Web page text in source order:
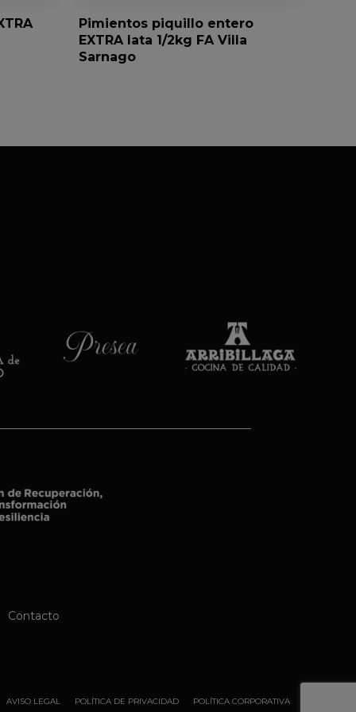
Pimientos piquillo entero
EXTRA lata 1/2kg FA Villa
Sarnago
Contacto
AVISO LEGAL POLÍTICA DE PRIVACIDAD POLÍTICA CORPORATIVA